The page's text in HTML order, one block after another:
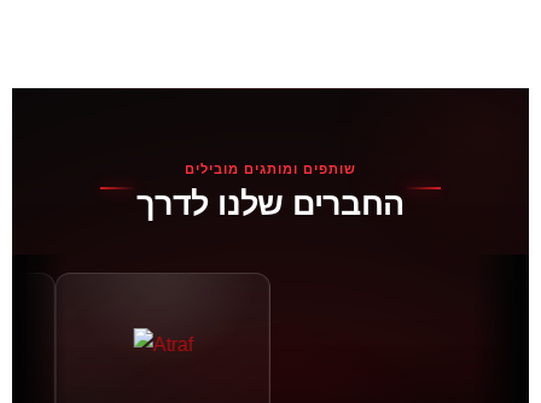
שותפים ומותגים מובילים
החברים שלנו לדרך